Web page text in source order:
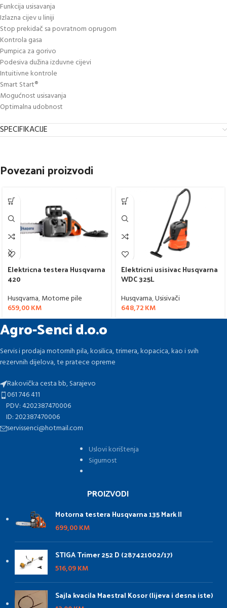
Funkcija usisavanja
Izlazna cijev u liniji
Stop prekidač sa povratnom oprugom
Kontrola gasa
Pumpica za gorivo
Podesiva dužina izduvne cijevi
Intuitivne kontrole
Smart Start®
Mogućnost usisavanja
Optimalna udobnost
SPECIFIKACIJE
Povezani proizvodi
Elektricna testera Husqvarna
420
Husqvarna,Motorne pile
659,00KM
Elektricni usisivac Husqvarna
WDC 325L
Husqvarna,Usisivači
648,72KM
Agro-Senci d.o.o
Servis i prodaja motornih pila, kosilica, trimera, kopacica, kao i svih
rezervnih dijelova, te pratece opreme
Rakovička cesta bb, Sarajevo
061 746 411
PDV: 4202387470006
ID: 202387470006
servissenci@hotmail.com
Uslovi korištenja
Sigurnost
PROIZVODI
Motorna testera Husqvarna 135 Mark II
699,00KM
STIGA Trimer 252 D (287421002/17)
516,09KM
Sajla kvacila Maestral Kosor (lijeva i desna iste)